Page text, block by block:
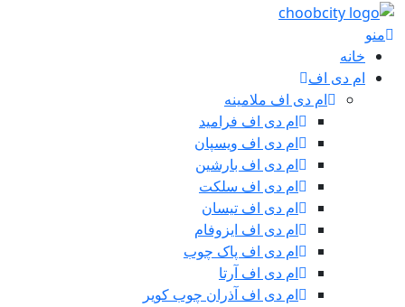
منو
خانه
ام دی اف
ام دی اف ملامینه
ام دی اف فرامید
ام دی اف ویسپان
ام دی اف بارشین
ام دی اف سلکت
ام دی اف تیسان
ام دی اف ایزوفام
ام دی اف پاک چوب
ام دی اف آرتا
ام دی اف آذران چوب کویر